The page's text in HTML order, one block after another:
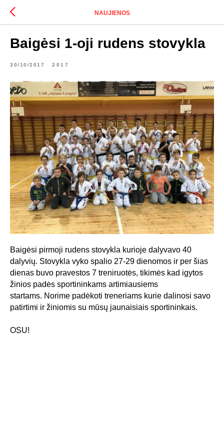
NAUJIENOS
Baigėsi 1-oji rudens stovykla
30/10/2017 2017
Baigėsi pirmoji rudens stovykla kurioje dalyvavo 40
dalyvių. Stovykla vyko spalio 27-29 dienomos ir per šias
dienas buvo pravestos 7 treniruotės, tikimės kad igytos
žinios padės sportininkams artimiausiems
startams. Norime padėkoti treneriams kurie dalinosi savo
patirtimi ir žiniomis su mūsų jaunaisiais sportininkais.
OSU!